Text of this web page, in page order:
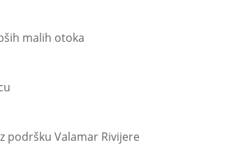
malih otoka
podršku Valamar Rivijere